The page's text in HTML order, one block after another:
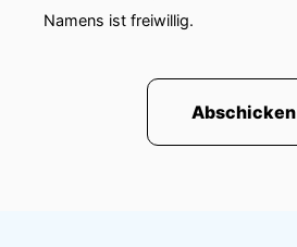
Namens ist freiwillig.
Abschicken